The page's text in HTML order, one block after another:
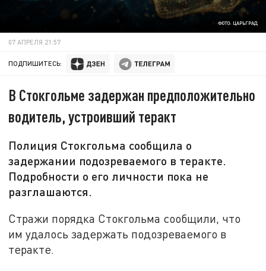
ФОТО: ЦАРЬГРАД
07 АПРЕЛЯ 21:57
ПОДПИШИТЕСЬ:
В Стокгольме задержан предположительно
водитель, устроивший теракт
Полиция Стокгольма сообщила о
задержании подозреваемого в теракте.
Подробности о его личности пока не
разглашаются.
Стражи порядка Стокгольма сообщили, что
им удалось задержать подозреваемого в
теракте.